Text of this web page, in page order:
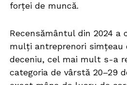
forței de muncă.
Recensământul din 2024 a
mulți antreprenori simțeau
deceniu, cel mai mult s-a
categoria de vârstă 20–29